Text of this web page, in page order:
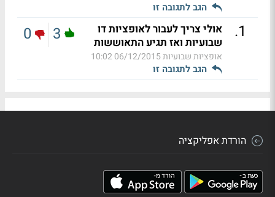
הגב לתגובה זו
1
.
אולי צריך לעבור לאופציות דו
שבועיות ואז תגיע התאוששות
אופציות שבועיות06/12/2015 10:02
הגב לתגובה זו
3
0
הורדת אפליקציה